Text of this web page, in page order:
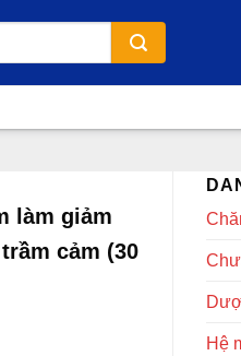
Hệ
làm giảm
cảm (30